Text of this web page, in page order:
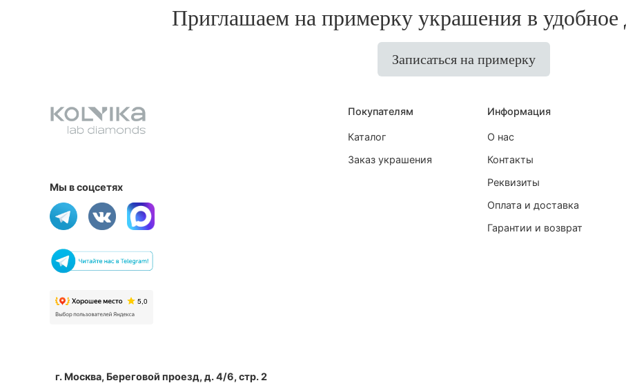
Приглашаем на примерку украшения в удобное
Записаться на примерку
Покупателям
Каталог
Заказ украшения
Информация
О нас
Контакты
Реквизиты
Оплата и доставка
Гарантии и возврат
Мы в соцсетях
г. Москва, Береговой проезд, д. 4/6, стр. 2